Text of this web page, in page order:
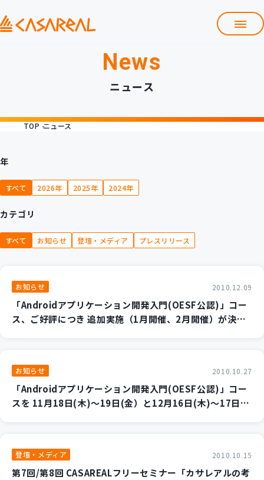
プロダクト開発支援
定型コース
カスタマイズコース 教材購入
パッケージ開発
ニュース
採用情報
Contact
News
ニュース
TOP ニュース
年
すべて 2026年 2025年 2024年
カテゴリ
すべて お知らせ 登壇・メディア プレスリリース
お知らせ 2010.12.09
「Androidアプリケーション開発入門(OESF公認)」コー
ス、ご好評につき 追加実施（1月開催、2月開催）が決定
お知らせ 2010.10.27
「Androidアプリケーション開発入門(OESF公認)」コー
スを 11月18日(木)～19日(金）と12月16日(木)～17日
登壇・メディア 2010.10.15
第7回/第8回 CASAREALフリーセミナー「カサレアルの考